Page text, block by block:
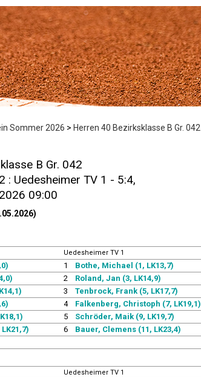
Sommer 2026 > Herren 40 Bezirksklasse B Gr. 042
B Gr. 042
: Uedesheimer TV 1 - 5:4,
09:00
Uedesheimer TV 1
1 Bothe, Michael (1, LK13,7)
2 Roland, Jan (3, LK14,9)
3 Tenbrock, Frank (5, LK17,7)
4 Falkenberg, Christoph (7, LK19,1)
5 Schröder, Maik (9, LK19,7)
6 Bauer, Clemens (11, LK23,4)
Uedesheimer TV 1